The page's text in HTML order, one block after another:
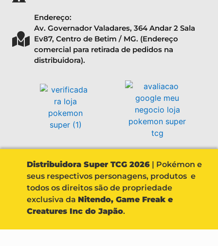
Endereço:
Av. Governador Valadares, 364 Andar 2 Sala
Ev87, Centro de Betim / MG. (Endereço
comercial para retirada de pedidos na
distribuidora).
Distribuidora Super TCG 2026 | Pokémon e
seus respectivos personagens, produtos e
todos os direitos são de propriedade
exclusiva da Nitendo, Game Freak e
Creatures Inc do Japão.